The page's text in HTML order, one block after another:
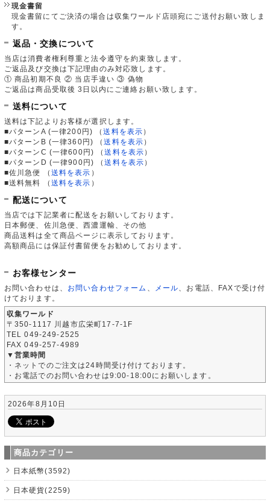
現金書留
現金書留にてご決済の場合は収集ワールド店頭宛にご送付お願い致しま
す。
返品・交換について
当店は消費者権利尊重と法令遵守を約束致します。
ご返品及び交換は下記理由のみ対応致します。
① 商品初期不良 ② 当店手違い ③ 偽物
ご返品は商品受取後 3日以内にご連絡お願い致します。
送料について
送料は下記よりお客様が選択します。
■パターンA (一律200円)
（送料を表示 ）
■パターンB (一律360円)
（送料を表示 ）
■パターンC (一律600円)
（送料を表示 ）
■パターンD (一律900円)
（送料を表示 ）
■佐川急便
（ 送料を表示 ）
■送料無料
（ 送料を表示 ）
配送について
当店では下記業者に配送をお願いしております。
日本郵便、佐川急便、西濃運輸、その他
商品送料は全て商品ページに表示しております。
高額商品には保証付書留便をお勧めしております。
お客様センター
お問い合わせは、 お問い合わせフォーム メール 、お電話、FAXで受け付
けております。
収集ワールド
〒350-1117 川越市広栄町17-7-1F
TEL 049-249-2525
FAX 049-257-4989
▼営業時間
・ネットでのご注文は24時間受け付けております。
・お電話でのお問い合わせは9:00-18:00にお願いします。
2026年8月10日
商品カテゴリー
日本紙幣(3592)
日本硬貨(2259)